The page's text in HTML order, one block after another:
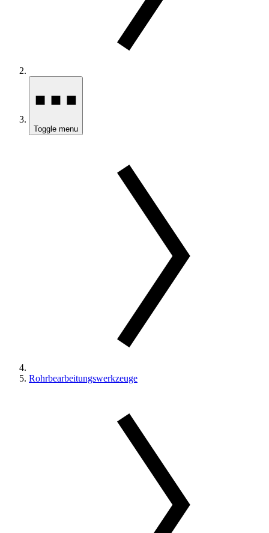
Toggle menu
Rohrbearbeitungswerkzeuge